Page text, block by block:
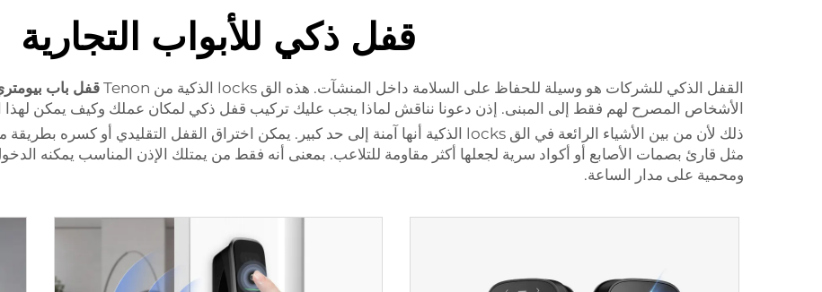
قفل ذكي للأبواب التجارية
القفل الذكي للشركات هو وسيلة للحفاظ على السلامة داخل المنشآت. هذه الق locks الذكية من Tenon قفل باب
الأشخاص المصرح لهم فقط إلى المبنى. إذن دعونا نناقش لماذا يجب عليك تركيب قفل ذكي لمكان عملك وكيف يمكن لهذا
مثل قارئ بصمات الأصابع أو أكواد سرية لجعلها أكثر مقاومة للتلاعب. بمعنى أنه فقط من يمتلك الإذن المناسب يمكنه
ومحمية على مدار الساعة.